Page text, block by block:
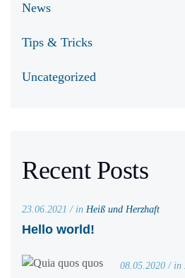
News
Tips & Tricks
Uncategorized
Recent Posts
23.06.2021 / in Heiß und Herzhaft
Hello world!
08.05.2020 / in